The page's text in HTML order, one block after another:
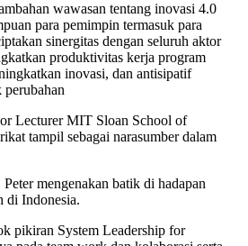
wawasan tentang inovasi 4.0
para pemimpin termasuk para
sinergitas dengan seluruh aktor
produktivitas kerja program
inovasi, dan antisipatif
perubahan
Lecturer MIT Sloan School of
tampil sebagai narasumber dalam
mengenakan batik di hadapan
di Indonesia.
pikiran System Leadership for